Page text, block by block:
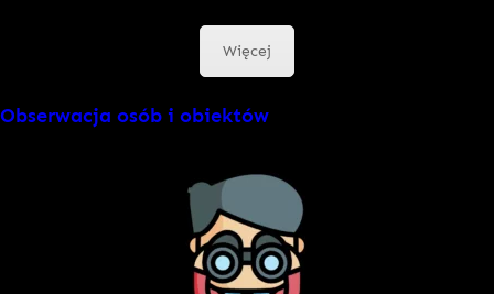
Więcej
Obserwacja osób i obiektów